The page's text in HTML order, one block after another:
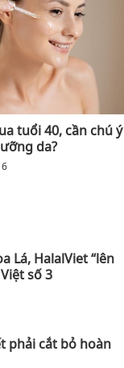
tuổi 40, cần chú ý
da?
Lá, HalalViet “lên
số 3
phải cắt bỏ hoàn